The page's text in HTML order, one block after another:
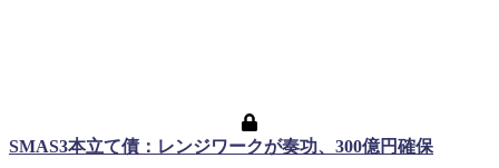
SMAS3本立て債：レンジワークが奏功、300億円確保